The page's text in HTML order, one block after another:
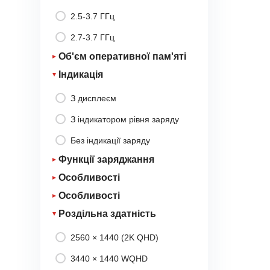
2 х DisplayPort
8 ядер / 16 потоків
2.5-3.7 ГГц
2.7-3.7 ГГц
Об'єм оперативної пам'яті
16 GB
32 GB
Індикація
З дисплеєм
З індикатором рівня заряду
Без індикації заряду
Функції заряджання
QC швидка зарядка 2.0
Особливості
З дистанційним керуванням
їздою
З підсвіткою
(інтелектуальний розподіл
Особливості
З power bank
З датчиком руху
Передавач у комплекті
Роздільна здатність
2560 × 1440 (2K QHD)
3440 × 1440 WQHD